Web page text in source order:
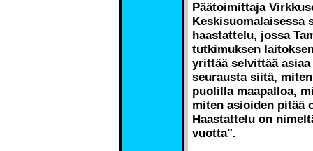
Päätoimittaja
Keskisuomalaisessa
haastattelu, jossa
tutkimuksen
yrittää selvittää
seurausta siitä,
puolilla maapalloa,
miten asioiden pitää
Haastattelu on
vuotta".